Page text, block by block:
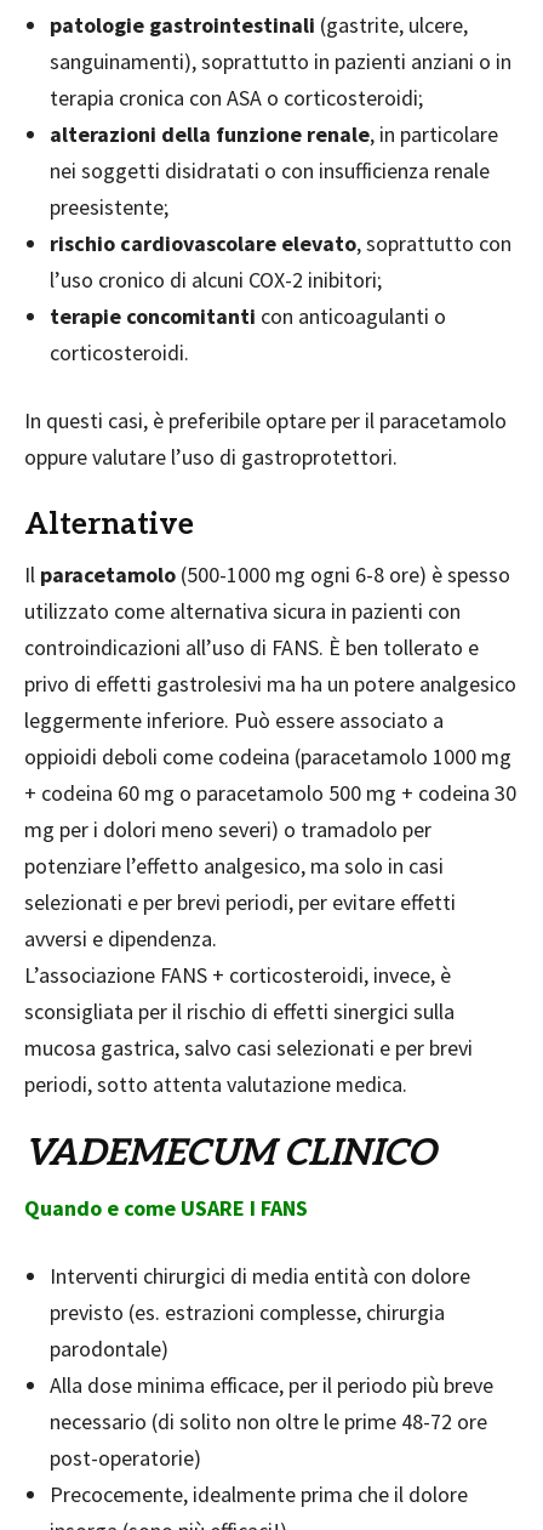
patologie gastrointestinali (gastrite, ulcere,
sanguinamenti), soprattutto in pazienti anziani o in
terapia cronica con ASA o corticosteroidi;
alterazioni della funzione renale, in particolare
nei soggetti disidratati o con insufficienza renale
preesistente;
rischio cardiovascolare elevato, soprattutto con
l’uso cronico di alcuni COX-2 inibitori;
terapie concomitanti con anticoagulanti o
corticosteroidi.
In questi casi, è preferibile optare per il paracetamolo
oppure valutare l’uso di gastroprotettori.
Alternative
Il paracetamolo (500-1000 mg ogni 6-8 ore) è spesso
utilizzato come alternativa sicura in pazienti con
controindicazioni all’uso di FANS. È ben tollerato e
privo di effetti gastrolesivi ma ha un potere analgesico
leggermente inferiore. Può essere associato a
oppioidi deboli come codeina (paracetamolo 1000 mg
+ codeina 60 mg o paracetamolo 500 mg + codeina 30
mg per i dolori meno severi) o tramadolo per
potenziare l’effetto analgesico, ma solo in casi
selezionati e per brevi periodi, per evitare effetti
avversi e dipendenza.
L’associazione FANS + corticosteroidi, invece, è
sconsigliata per il rischio di effetti sinergici sulla
mucosa gastrica, salvo casi selezionati e per brevi
periodi, sotto attenta valutazione medica.
VADEMECUM CLINICO
Quando e come USARE I FANS
Interventi chirurgici di media entità con dolore
previsto (es. estrazioni complesse, chirurgia
parodontale)
Alla dose minima efficace, per il periodo più breve
necessario (di solito non oltre le prime 48-72 ore
post-operatorie)
Precocemente, idealmente prima che il dolore